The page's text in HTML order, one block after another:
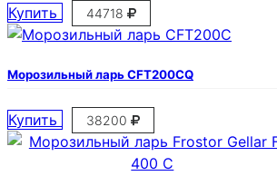
Купить 44718
Морозильный ларь CFТ200CQ
Купить 38200